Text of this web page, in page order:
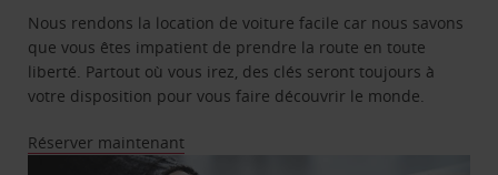
Nous rendons la location de voiture facile car nous savons
que vous êtes impatient de prendre la route en toute
liberté. Partout où vous irez, des clés seront toujours à
votre disposition pour vous faire découvrir le monde.
Réserver maintenant